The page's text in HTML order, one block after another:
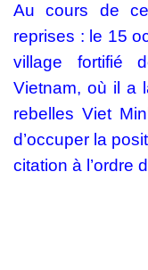
Au cours de
reprises : le 15
village fortifié
Vietnam, où il a
rebelles Viet
d’occuper la
citation à l’ordre